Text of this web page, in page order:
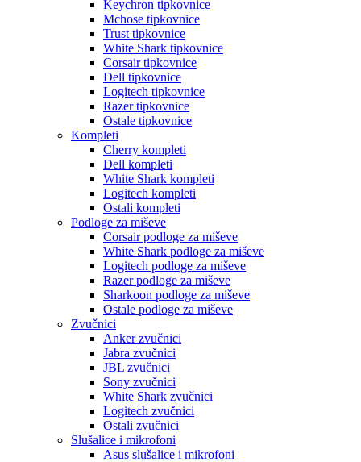
Keychron tipkovnice
Mchose tipkovnice
Trust tipkovnice
White Shark tipkovnice
Corsair tipkovnice
Dell tipkovnice
Logitech tipkovnice
Razer tipkovnice
Ostale tipkovnice
Kompleti
Cherry kompleti
Dell kompleti
White Shark kompleti
Logitech kompleti
Ostali kompleti
Podloge za miševe
Corsair podloge za miševe
White Shark podloge za miševe
Logitech podloge za miševe
Razer podloge za miševe
Sharkoon podloge za miševe
Ostale podloge za miševe
Zvučnici
Anker zvučnici
Jabra zvučnici
JBL zvučnici
Sony zvučnici
White Shark zvučnici
Logitech zvučnici
Ostali zvučnici
Slušalice i mikrofoni
Asus slušalice i mikrofoni